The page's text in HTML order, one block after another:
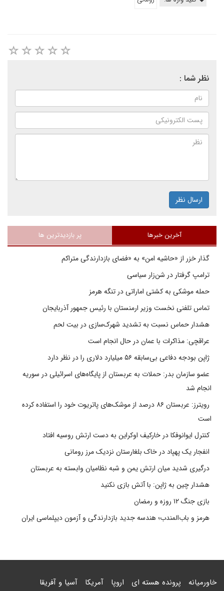
نظر شما :
ارسال نظر
آخرین خبرها پر بازدیدترین ها
گذار خزر از «حاشیه امن» به «فضای بازدارندگی متراکم
ترامپ گرفتار در شن‌زار سیاسی
حمله موشکی به کشتی اماراتی در تنگه هرمز
تماس تلفنی نخست وزیر ارمنستان با رئیس جمهور آذربایجان
هشدار حماس نسبت به تشدید شهرک‌سازی در بیت‌ لحم
عراقچی: مذاکرات با عمان در حال انجام است
ژاپن بودجه دفاعی بی‌سابقه ۵۶ میلیارد دلاری را در نظر دارد
عضو سازمان بدر: حملات به عربستان از پایگاه‌های اسرائیلی در سوریه
انجام شد
رویترز: عربستان ۸۶ درصد از موشک‌های پاتریوت خود را استفاده کرده
است
کنترل ایوانوفکا در خارکیف اوکراین به دست ارتش روسیه افتاد
انفجار یک پهپاد در خاک بلغارستان نزدیک مرز رومانی
درگیری شدید میان ارتش یمن و شبه نظامیان وابسته به عربستان
هشدار چین به ژاپن: با آتش بازی نکنید
بازی جنگ ۱۲ روزه و رمضان
هرمز و باب‌المندب؛ هندسه جدید بازدارندگی و آزمون دیپلماسی ایران
خاورمیانه پرونده هسته ای اروپا آمریکا آسیا و آفریقا